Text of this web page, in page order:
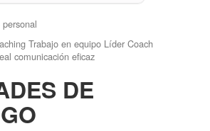
Trabajo en equipo Líder Coach
comunicación eficaz
DE